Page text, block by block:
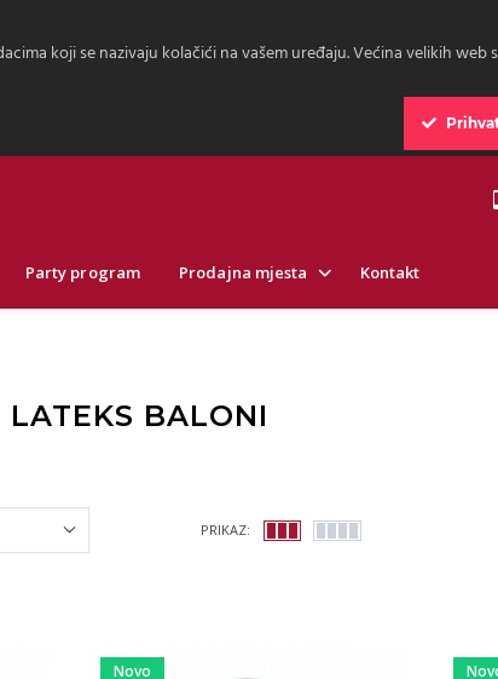
Party program Prodajna mjesta Kontakt
LATEKS BALONI
PRIKAZ:
Novo
koji se nazivaju kolačići na vašem uređaju. Većina velikih